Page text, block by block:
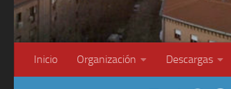
Inicio Organización Descargas